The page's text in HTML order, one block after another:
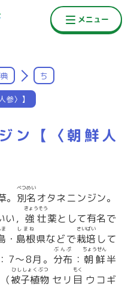
ち
参〉】
ン【〈朝鮮人
別名
べつめい
オタネニンジン。
い， 強壮
きょうそう
薬として有名で
・ 島根
しまね
県などで栽培
さいばい
して
7〜8月。 分布
ぶんぷ
： 朝鮮
ちょうせん
半
被子植物
ひししょくぶつ
セリ 目
もく
ウコギ